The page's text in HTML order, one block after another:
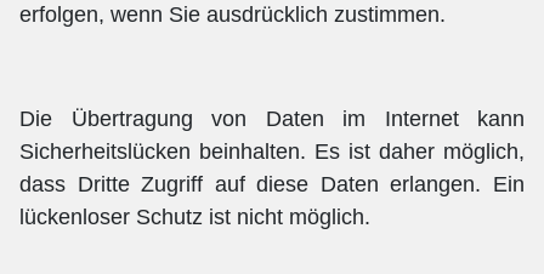
erfolgen, wenn Sie ausdrücklich zustimmen.
Die Übertragung von Daten im Internet kann
Sicherheitslücken beinhalten. Es ist daher möglich,
dass Dritte Zugriff auf diese Daten erlangen. Ein
lückenloser Schutz ist nicht möglich.